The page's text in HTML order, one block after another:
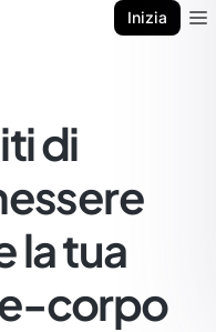
Inizia
di
la tua
corpo